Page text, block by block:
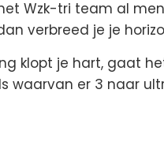
Wzk-tri team al
verbreed je je
klopt je hart, gaat
waarvan er 3 naar